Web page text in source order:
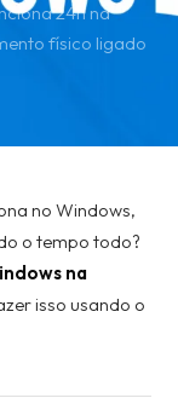
24h na
físico ligado
no Windows,
o tempo todo?
na
isso usando o